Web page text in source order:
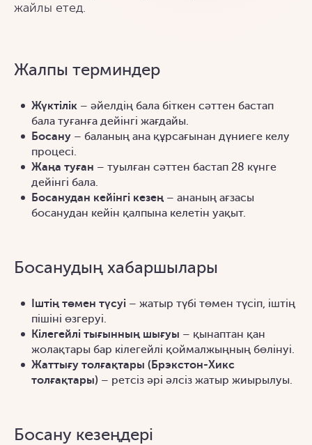
жайлы етед.
Жалпы терминдер
Жүктілік – әйелдің бала біткен сәттен бастап
бала туғанға дейінгі жағдайы.
Босану – баланың ана құрсағынан дүниеге келу
процесі.
Жаңа туған – туылған сәттен бастап 28 күнге
дейінгі бала.
Босанудан кейінгі кезең – ананың ағзасы
босанудан кейін қалпына келетін уақыт.
Босанудың хабаршылары
Іштің төмен түсуі – жатыр түбі төмен түсіп, іштің
пішіні өзгеруі.
Кілегейлі тығынның шығуы – қынаптан қан
жолақтары бар кілегейлі қоймалжыңның бөлінуі.
Жаттығу толғақтары (Брэкстон-Хикс
толғақтары) – ретсіз әрі әлсіз жатыр жиырылуы.
Босану кезеңдері